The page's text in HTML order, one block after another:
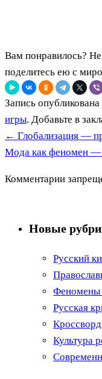
Вам понравилось?
поделитесь ею с
Запись
игры. Добавьте в
← Глобализация —
Мода как феномен —
Комментарии
Новые
Русский
Феномены
Русская
Культура